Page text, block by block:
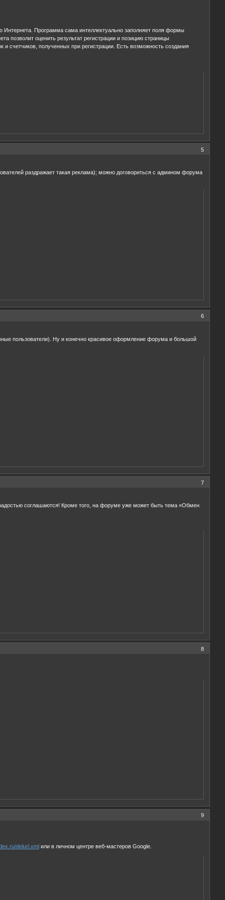
Интернета. Программа сама интеллектуально заполняет поля формы
позволит оценить результат регистрации и позицию страницы
счетчиков, полученных при регистрации. Есть возможность создания
5
раздражает такая реклама); можно договориться с админом форума
6
пользователи). Ну и конечно красивое оформление форума и большой
7
соглашаются! Кроме того, на форуме уже может быть тема «Обмен
8
9
delurl.xml или в личном центре веб-мастеров Google.